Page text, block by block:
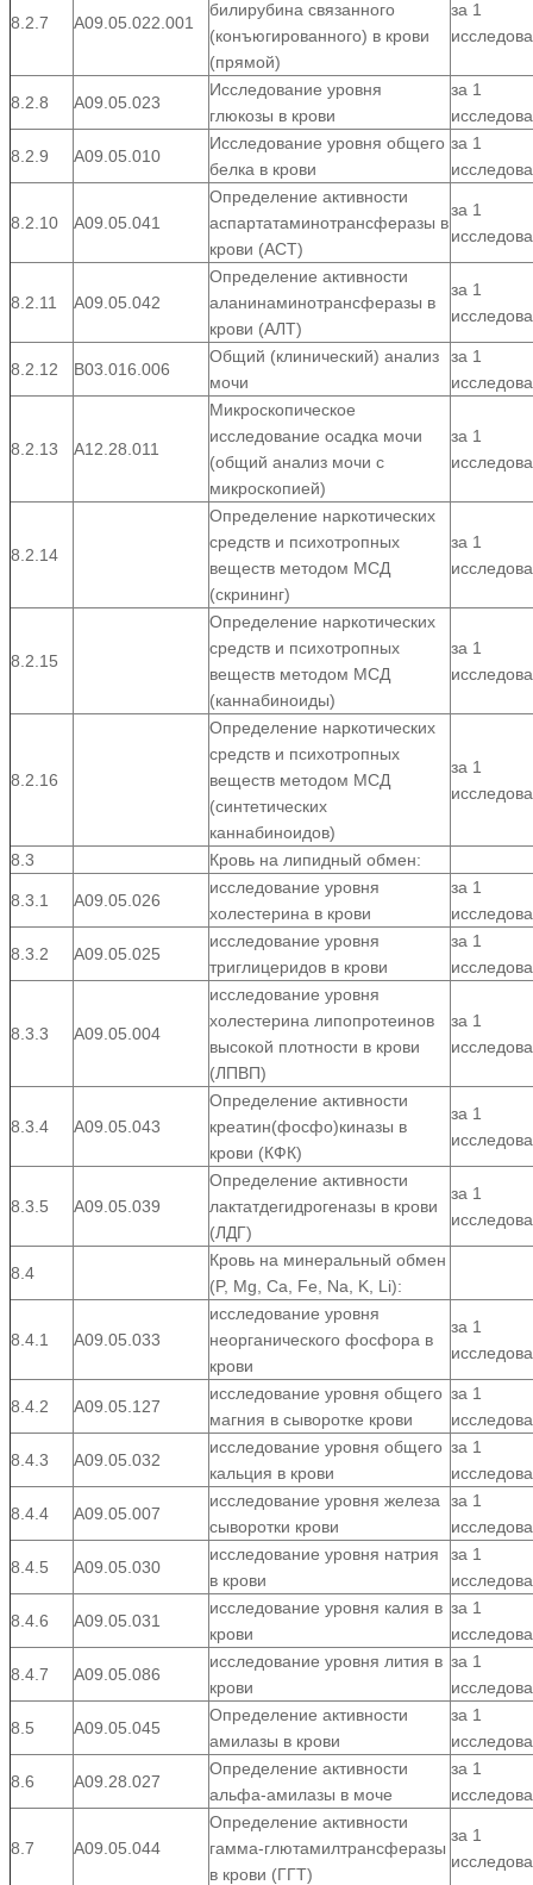
8.2.7 А09.05.022.001
билирубина связанного
(конъюгированного) в крови
(прямой)
за 1
8.2.8 А09.05.023
Исследование уровня
глюкозы в крови
за 1
8.2.9 А09.05.010
Исследование уровня общего
белка в крови
за 1
8.2.10 А09.05.041
Определение активности
аспартатаминотрансферазы в
крови (АСТ)
за 1
8.2.11 А09.05.042
Определение активности
аланинаминотрансферазы в
крови (АЛТ)
за 1
8.2.12 В03.016.006
Общий (клинический) анализ
мочи
за 1
8.2.13 А12.28.011
Микроскопическое
исследование осадка мочи
(общий анализ мочи с
микроскопией)
за 1
8.2.14
Определение наркотических
средств и психотропных
веществ методом МСД
(скрининг)
за 1
8.2.15
Определение наркотических
средств и психотропных
веществ методом МСД
(каннабиноиды)
за 1
8.2.16
Определение наркотических
средств и психотропных
веществ методом МСД
(синтетических
каннабиноидов)
за 1
8.3 Кровь на липидный обмен:
8.3.1 А09.05.026
исследование уровня
холестерина в крови
за 1
8.3.2 А09.05.025
исследование уровня
триглицеридов в крови
за 1
8.3.3 А09.05.004
исследование уровня
холестерина липопротеинов
высокой плотности в крови
(ЛПВП)
за 1
8.3.4 А09.05.043
Определение активности
креатин(фосфо)киназы в
крови (КФК)
за 1
8.3.5 А09.05.039
Определение активности
лактатдегидрогеназы в крови
(ЛДГ)
за 1
8.4
Кровь на минеральный обмен
(P, Mg, Ca, Fe, Na, K, Li):
8.4.1 А09.05.033
исследование уровня
неорганического фосфора в
крови
за 1
8.4.2 А09.05.127
исследование уровня общего
магния в сыворотке крови
за 1
8.4.3 А09.05.032
исследование уровня общего
кальция в крови
за 1
8.4.4 А09.05.007
исследование уровня железа
сыворотки крови
за 1
8.4.5 А09.05.030
исследование уровня натрия
в крови
за 1
8.4.6 А09.05.031
исследование уровня калия в
крови
за 1
8.4.7 А09.05.086
исследование уровня лития в
крови
за 1
8.5 А09.05.045
Определение активности
амилазы в крови
за 1
8.6 А09.28.027
Определение активности
альфа-амилазы в моче
за 1
8.7 А09.05.044
Определение активности
гамма-глютамилтрансферазы
в крови (ГГТ)
за 1